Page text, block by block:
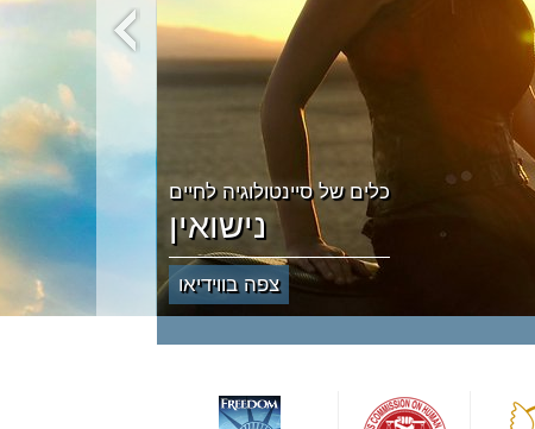
כלים של סיינטולוגיה לחיים
נישואין
צפה בווידיאו